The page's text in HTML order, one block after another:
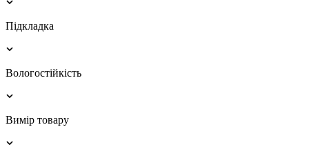
Підкладка
Вологостійкість
Вимір товару